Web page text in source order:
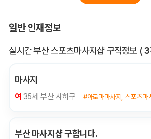
일반 인재정보
실시간 부산 스포츠마사지샵 구직정보 전
(3
마사지
여 35세 부산 사하구 #아로마마사지, 스포츠마
부산 마사지샵 구합니다.